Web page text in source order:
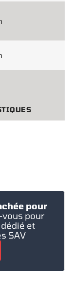
pour
pour
et
SAV